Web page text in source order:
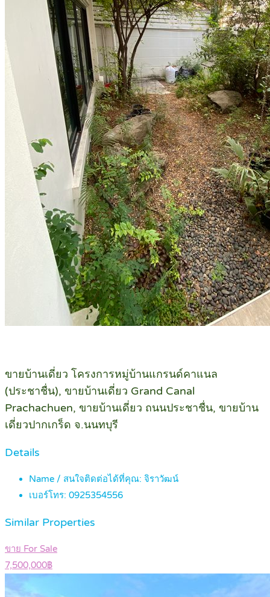
ขายบ้านเดี่ยว โครงการหมู่บ้านแกรนด์คาแนล
(ประชาชื่น), ขายบ้านเดี่ยว Grand Canal
Prachachuen, ขายบ้านเดี่ยว ถนนประชาชื่น, ขายบ้าน
เดี่ยวปากเกร็ด จ.นนทบุรี
Details
Name / สนใจติดต่อได้ที่คุณ: จิราวัฒน์
เบอร์โทร: 0925354556
Similar Properties
ขาย For Sale
7,500,000฿